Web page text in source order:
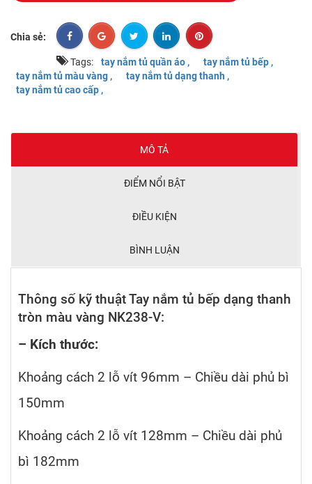
Chia sẻ:
Tags: tay nắm tủ quần áo ,
tay nắm tủ bếp ,
tay nắm tủ màu vàng ,
tay nắm tủ dạng thanh ,
tay nắm tủ cao cấp ,
MÔ TẢ
ĐIỂM NỔI BẬT
ĐIỀU KIỆN
BÌNH LUẬN
Thông số kỹ thuật Tay nắm tủ bếp dạng thanh
tròn màu vàng NK238-V:
– Kích thước:
Khoảng cách 2 lỗ vít 96mm – Chiều dài phủ bì
150mm
Khoảng cách 2 lỗ vít 128mm – Chiều dài phủ
bì 182mm